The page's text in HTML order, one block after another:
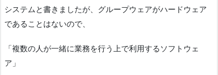
システムと書きましたが、グループウェアがハードウェア
であることはないので、
「複数の人が一緒に業務を行う上で利用するソフトウェ
ア」